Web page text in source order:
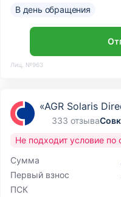
В день обращения
Лиц. №963
«AGR Solaris
333 отзыва
Сумма
Первый взнос
ПСК
Не подходит условие по